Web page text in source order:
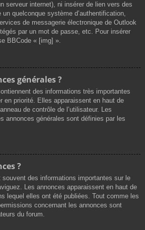
serveur internet), ni insérer de lien vers des
un quelconque système d’authentification,
de messagerie électronique de Outlook
par un mot de passe, etc. Pour insérer
BBCode « [img] ».
générales ?
des informations très importantes
en priorité. Elles apparaissent en haut de
de contrôle de l’utilisateur. Les
annonces générales sont définies par les
?
souvent des informations importantes sur le
Les annonces apparaissent en haut de
lequel elles ont été publiées. Tout comme les
concernant les annonces sont
du forum.